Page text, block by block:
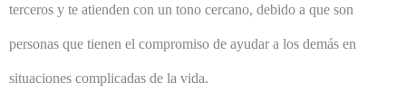
terceros y te atienden con un tono cercano, debido a que son
personas que tienen el compromiso de ayudar a los demás en
situaciones complicadas de la vida.